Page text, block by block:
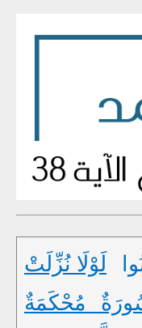
لَوْلَا نُزِّلَتْ
مُحْكَمَةٌ